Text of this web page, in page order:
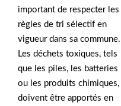
important de respecter les
règles de tri sélectif en
vigueur dans sa commune.
Les déchets toxiques, tels
que les piles, les batteries
ou les produits chimiques,
doivent être apportés en